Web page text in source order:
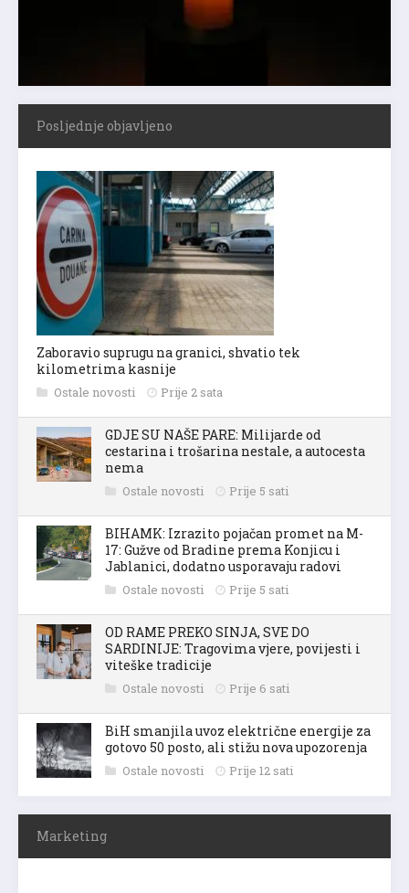
Posljednje objavljeno
Zaboravio suprugu na granici, shvatio tek
kilometrima kasnije
Ostale novosti Prije 2 sata
GDJE SU NAŠE PARE: Milijarde od
cestarina i trošarina nestale, a autocesta
nema
Ostale novosti Prije 5 sati
BIHAMK: Izrazito pojačan promet na M-
17: Gužve od Bradine prema Konjicu i
Jablanici, dodatno usporavaju radovi
Ostale novosti Prije 5 sati
OD RAME PREKO SINJA, SVE DO
SARDINIJE: Tragovima vjere, povijesti i
viteške tradicije
Ostale novosti Prije 6 sati
BiH smanjila uvoz električne energije za
gotovo 50 posto, ali stižu nova upozorenja
Ostale novosti Prije 12 sati
Marketing